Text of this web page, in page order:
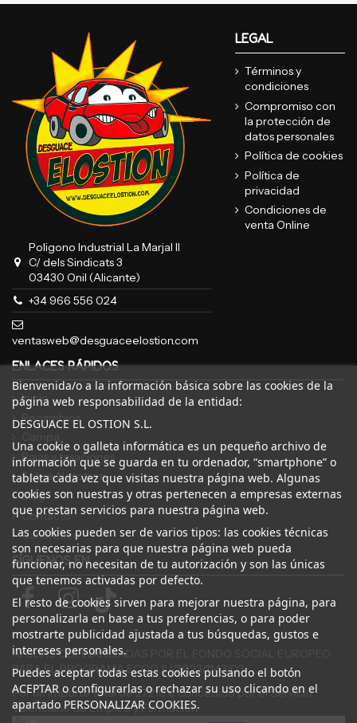
Poligono Industrial La Marjal II
C/ dels Sindicats 3
03430 Onil (Alicante)
+34 966 556 024
ventasweb@desguaceelostion.com
LEGAL
Términos y
condiciones
Compromiso con
la protección de
datos personales
Política de cookies
Política de
privacidad
Condiciones de
venta Online
ENLACES RÁPIDOS
Inicio
Recambios
Bajas y tasaciones
Sobre Nosotros
Blog
Contacto
Canal Ético
Bienvenida/o a la información básica sobre las cookies de la
página web responsabilidad de la entidad:
DESGUACE EL OSTION S.L.
Una cookie o galleta informática es un pequeño archivo de
información que se guarda en tu ordenador, “smartphone” o
tableta cada vez que visitas nuestra página web. Algunas
cookies son nuestras y otras pertenecen a empresas externas
que prestan servicios para nuestra página web.
Las cookies pueden ser de varios tipos: las cookies técnicas
son necesarias para que nuestra página web pueda
funcionar, no necesitan de tu autorización y son las únicas
que tenemos activadas por defecto.
El resto de cookies sirven para mejorar nuestra página, para
personalizarla en base a tus preferencias, o para poder
mostrarte publicidad ajustada a tus búsquedas, gustos e
intereses personales.
Puedes aceptar todas estas cookies pulsando el botón
ACEPTAR o configurarlas o rechazar su uso clicando en el
apartado PERSONALIZAR COOKIES.
SÍGUENOS EN
AYUDAS COFINANCIADAS POR EL FONDO SOCIAL EUROPEO
PARA EL PROGRAMA ECOGJU/2023/1143/03
Por un importe total de 27.216 € concedido por el Servicio
Valenciano de Empleo y Formación.